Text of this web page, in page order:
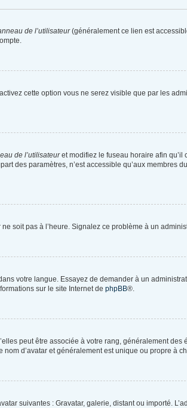
de l’utilisateur(généralement ce lien est
cette option vous ne serez visible que par les
de l’utilisateuret modifiez le fuseau horaire afin qu’il
des paramètres, n’est accessible qu’aux membres
soit pas à l’heure. Signalez ce problème à un
votre langue. Essayez de demander à un
sur le site Internet de phpBB®.
peut être associée à votre rang, généralement des
d’avatar et généralement est unique ou propre à
suivantes : Gravatar, galerie, distant ou importé.